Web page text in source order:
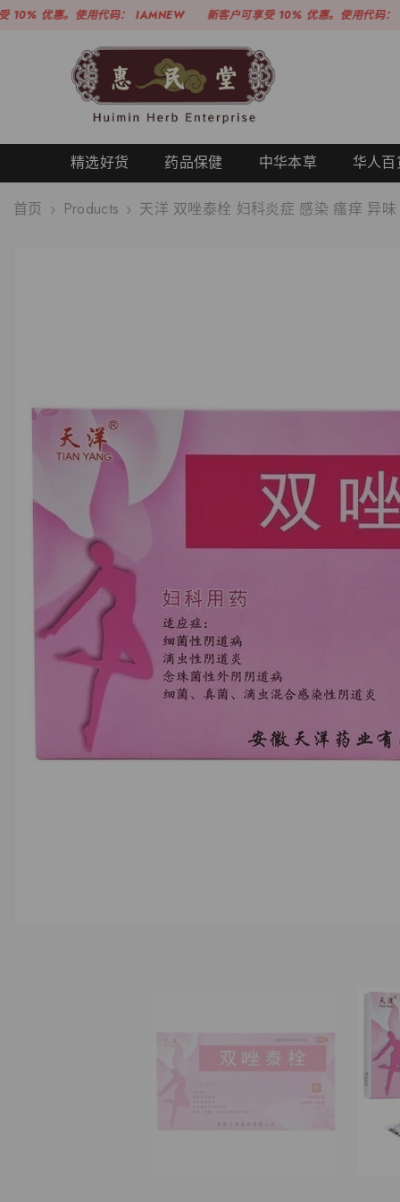
跳至内容
使用代码： IAMNEW 新客户可享受 10% 优惠。使用代码： IAMNEW
精选好货 药品保健 中华本草 华人
首页 Products 天洋 双唑泰栓 妇科炎症 感染 瘙痒 异